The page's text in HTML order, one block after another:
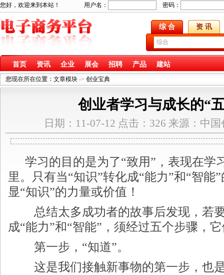
您好，欢迎来到本站！ 用户名： 密码：
综 合 资 讯
首页 资讯 企业 展会 招聘 产品 建站
您现在所在位置： 文章模块 -> 创业宝典
创业者学习与成长的“
日期：11-07-12 点击：326 来源：中
学习的目的是为了“致用”，表现在学
里。只有当“知识”转化成“能力”和“智能
显“知识”的力量或价值！
总结太多成功者的故事后发现，若
成“能力”和“智能”，须经过五个步骤，
第一步，“知道”。
这是我们接触新事物的第一步，也